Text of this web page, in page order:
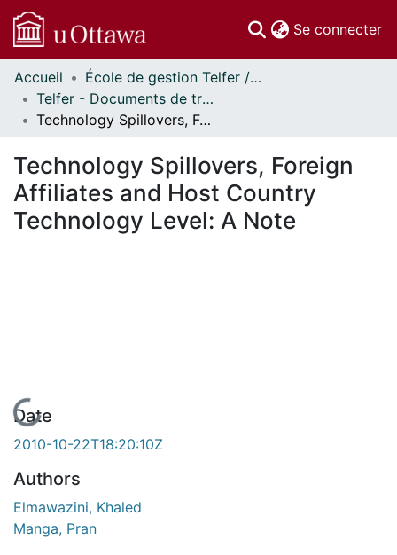
Se connecter
Communautés
et collections
Parcourir
À propos
Accueil
École de gestion Telfer // Telfer School of Management
Telfer - Documents de travail // Telfer - Working Papers
Technology Spillovers, Foreign Affiliates and Host Country Technology Level: A Note
Technology Spillovers, Foreign
Affiliates and Host Country
Technology Level: A Note
En cours de chargement...
Date
2010-10-22T18:20:10Z
Authors
Elmawazini, Khaled
Manga, Pran